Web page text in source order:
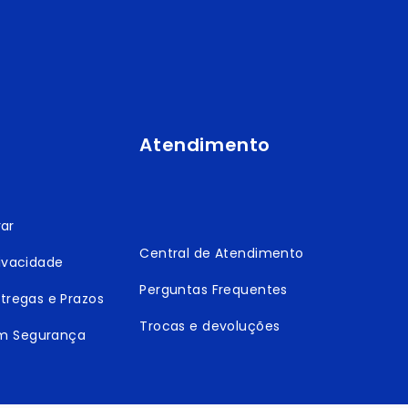
e Prazos
Segurança
Atendimento
Central de Atendimento
Perguntas Frequentes
Trocas e devoluções